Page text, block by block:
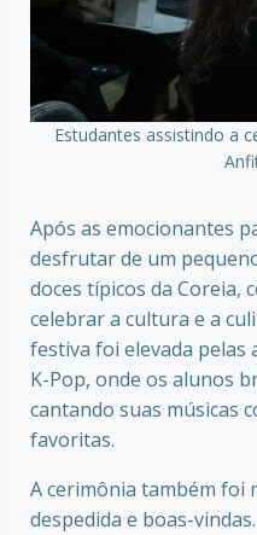
Estudantes assistindo a
Após as emocionantes
desfrutar de um
doces típicos da Coreia,
celebrar a cultura e a
festiva foi elevada pelas
K-Pop, onde os alunos
cantando suas músicas
favoritas.
A cerimônia também foi
despedida e boas-